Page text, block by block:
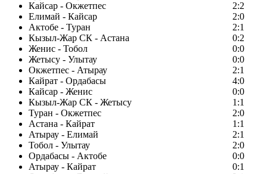
Кайсар - Окжетпес
2:2
Елимай - Кайсар
2:0
Актобе - Туран
2:1
Кызыл-Жар СК - Астана
0:2
Женис - Тобол
0:0
Жетысу - Улытау
0:0
Окжетпес - Атырау
2:1
Кайрат - Ордабасы
4:0
Кайсар - Женис
0:0
Кызыл-Жар СК - Жетысу
1:1
Туран - Окжетпес
2:0
Астана - Кайрат
1:1
Атырау - Елимай
2:1
Тобол - Улытау
2:0
Ордабасы - Актобе
0:0
Атырау - Кайрат
0:1